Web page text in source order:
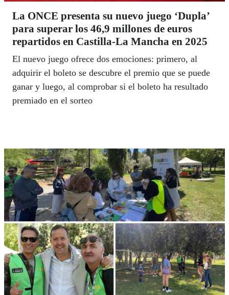
La ONCE presenta su nuevo juego ‘Dupla’
para superar los 46,9 millones de euros
repartidos en Castilla-La Mancha en 2025
El nuevo juego ofrece dos emociones: primero, al
adquirir el boleto se descubre el premio que se puede
ganar y luego, al comprobar si el boleto ha resultado
premiado en el sorteo